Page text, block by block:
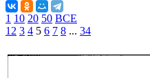
1 10 20 50 ВСЕ
1 2 3 4 5 6 7 8 ... 34